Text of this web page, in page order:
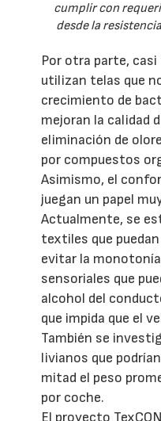
cumplir con
desde la
Por otra parte,
utilizan telas que
crecimiento de
mejoran la calidad
eliminación de
por compuestos
Asimismo, el
juegan un papel
Actualmente, se
textiles que
evitar la
sensoriales que
alcohol del
que impida que el
También se
livianos que
mitad el peso
por coche.